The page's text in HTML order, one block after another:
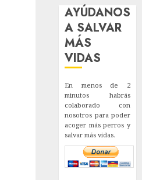
AYÚDANOS
A SALVAR
MÁS
VIDAS
En menos de 2
minutos habrás
colaborado con
nosotros para poder
acoger más perros y
salvar más vidas.